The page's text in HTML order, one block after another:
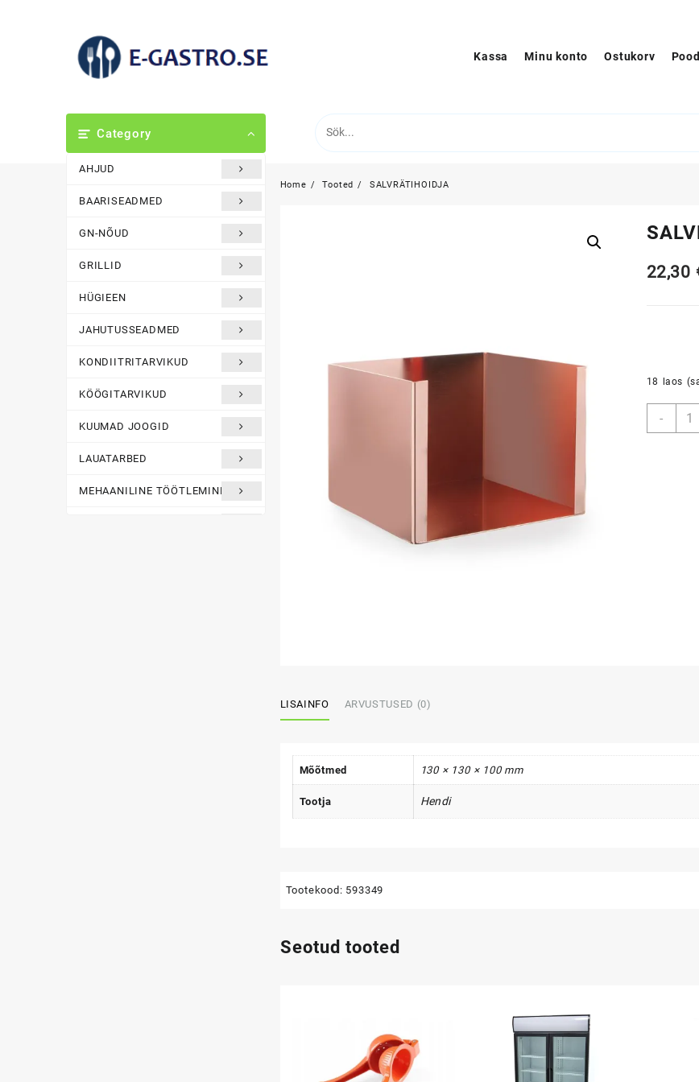
Kassa Minu konto Ostukorv Pood
Category
AHJUD
BAARISEADMED
GN-NÕUD
GRILLID
HÜGIEEN
JAHUTUSSEADMED
KONDIITRITARVIKUD
KÖÖGITARVIKUD
KUUMAD JOOGID
LAUATARBED
MEHAANILINE TÖÖTLEMINE
Home Tooted SALVRÄTIHOIDJA
22,30
18 laos
-
LISAINFO ARVUSTUSED (0)
Mõõtmed 130 × 130 × 100 mm
Tootja Hendi
Tootekood: 593349
Seotud tooted